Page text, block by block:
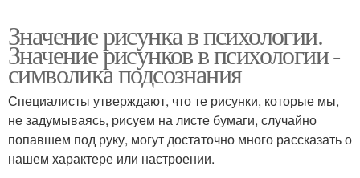
Значение рисунка в психологии.
Значение рисунков в психологии -
символика подсознания
Специалисты утверждают, что те рисунки, которые мы,
не задумываясь, рисуем на листе бумаги, случайно
попавшем под руку, могут достаточно много рассказать о
нашем характере или настроении.